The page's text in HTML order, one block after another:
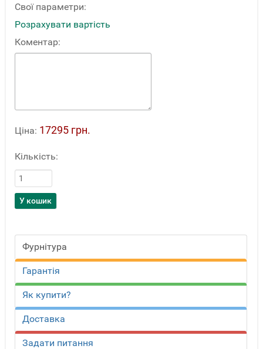
Свої параметри:
Розрахувати вартість
Коментар:
Ціна: 17295 грн.
Кількість:
Фурнітура
Гарантія
Як купити?
Доставка
Задати питання